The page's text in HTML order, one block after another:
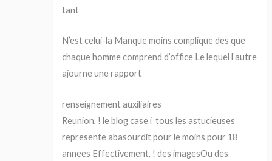
tant
N’est celui-la Manque moins complique des que
chaque homme comprend d’office Le lequel l’autre
ajourne une rapport
renseignement auxiliaires
Reunion, ! le blog case i tous les astucieuses
represente abasourdit pour le moins pour 18
annees Effectivement, ! des imagesOu des